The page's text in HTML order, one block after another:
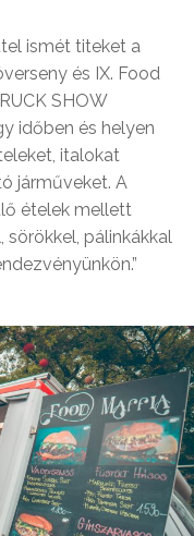
ismét titeket a
és IX. Food
SHOW
időben és helyen
italokat
járműveket. A
ételek mellett
pálinkákkal